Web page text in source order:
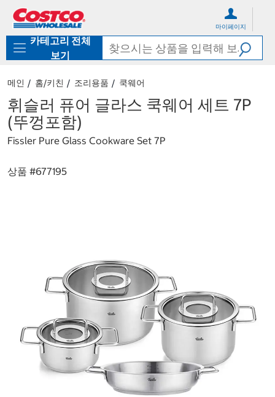
로
기
가
마이페이지
카테고리 전체
보기
메인 홈/키친 조리용품 쿡웨어
휘슬러 퓨어 글라스 쿡웨어 세트 7P
(뚜껑포함)
Fissler Pure Glass Cookware Set 7P
상품 #677195